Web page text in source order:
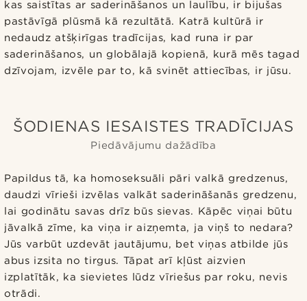
kas saistītas ar saderināšanos un laulību, ir bijušas
pastāvīgā plūsmā kā rezultātā. Katrā kultūrā ir
nedaudz atšķirīgas tradīcijas, kad runa ir par
saderināšanos, un globālajā kopienā, kurā mēs tagad
dzīvojam, izvēle par to, kā svinēt attiecības, ir jūsu.
ŠODIENAS IESAISTES TRADĪCIJAS
Piedāvājumu dažādība
Papildus tā, ka homoseksuāli pāri valkā gredzenus,
daudzi vīrieši izvēlas valkāt saderināšanās gredzenu,
lai godinātu savas drīz būs sievas. Kāpēc viņai būtu
jāvalkā zīme, ka viņa ir aizņemta, ja viņš to nedara?
Jūs varbūt uzdevāt jautājumu, bet viņas atbilde jūs
abus izsita no tirgus. Tāpat arī kļūst aizvien
izplatītāk, ka sievietes lūdz vīriešus par roku, nevis
otrādi.